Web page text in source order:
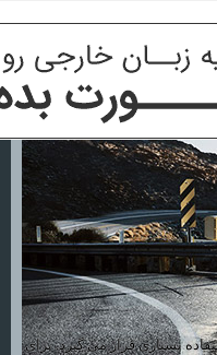
بسیاری قرار می گیرد. برای